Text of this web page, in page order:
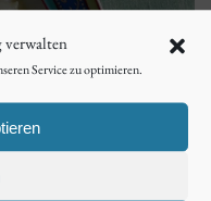
Service zu optimieren.